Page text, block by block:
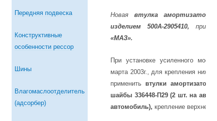
Передняя подвеска
Конструктивные
особенности рессор
Шины
Влагомаслоотделитель
(адсорбер)
Новая втулка амортизаторов
изделием 500А-2905410,
«МАЗ».
При установке усиленного
марта 2003г., для крепления
применить втулки
шайбы 336448-П29 (2 шт. на
автомобиль), крепление верхней